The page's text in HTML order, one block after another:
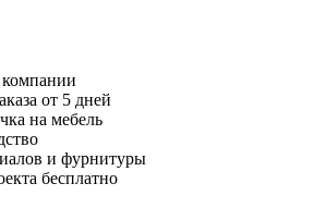
от 5 дней
на мебель
и фурнитуры
бесплатно